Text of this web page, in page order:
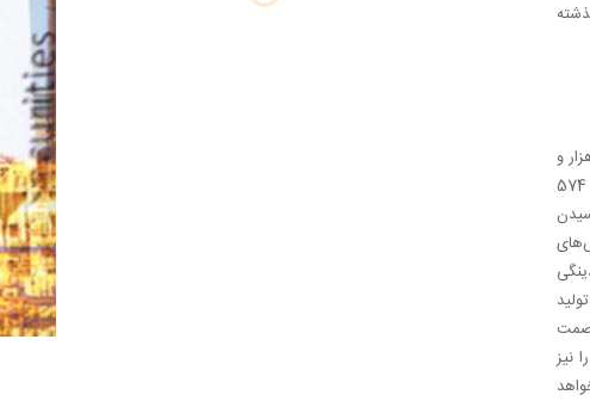
که 6 ماهه اول سال گذشته
سایپا در 6 ماهه نخست امسال، 48 هزار و 748 دستگاه خودرو تولید کرده که نسبت به 57 هزار و
875 دستگاه تولید شده در مدت مشابه سال گذشته 15.7 درصد کمتر است. از تعداد خودروهای تولیدی پارس‌خودرو در این مدت، 32 هزار و 574
وزارت صمت
نیز